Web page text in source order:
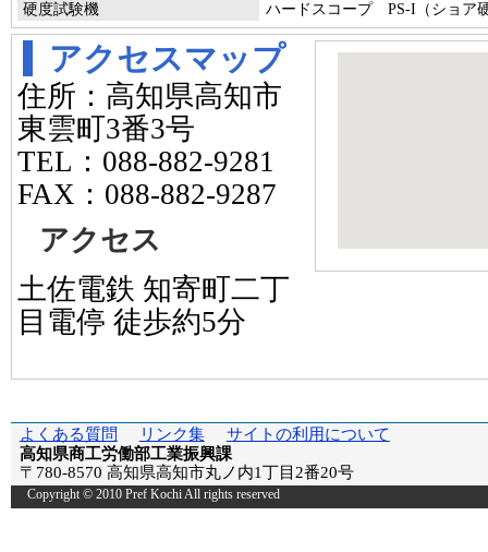
硬度試験機
ハードスコープ PS-I（ショア
アクセスマップ
住所：高知県高知市
東雲町3番3号
TEL：088-882-9281
FAX：088-882-9287
アクセス
土佐電鉄 知寄町二丁
目電停 徒歩約5分
よくある質問 リンク集
サイトの利用について
高知県商工労働部工業振興課
〒780-8570 高知県高知市丸ノ内1丁目2番20号
Copyright © 2010 Pref Kochi All rights reserved